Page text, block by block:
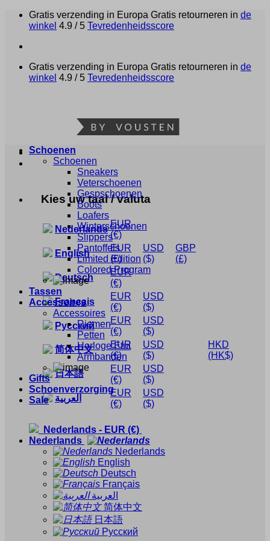
Gratis verzending in Europa Gratis retourneren in de
winkel 4.9 / 5 Tevredenheidsscore
Gratis verzending in Europa Gratis retourneren in de
winkel 4.9 / 5 Tevredenheidsscore
Kies uw taal / valuta
Nederlands
EUR
(€)
English
EUR
(€)
USD
($)
GBP
(£)
Deutsch
EUR
(€)
Français
EUR
(€)
USD
($)
Русский
EUR
(€)
USD
($)
简体中文
EUR
(€)
USD
($)
HKD
(HK$)
日本語
EUR
(€)
USD
($)
العربية
EUR
(€)
USD
($)
Nederlands - EUR (€)
Nederlands
Nederlands
English
Deutsch
Français
العربية
简体中文
日本語
Русский
Schoenen
Schoenen
Sneakers
Veterschoenen
Gespschoenen
Boots
Loafers
Winterschoenen
Slippers
Pantoffels
Limited Edition
Colored Program
Tassen
Accessoires
Accessoires
Riemen
Petten
Horloge Etui
Armbanden
Gifts
Schoenverzorging
Sale